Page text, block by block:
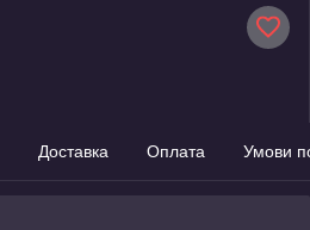
Доставка Оплата Умови